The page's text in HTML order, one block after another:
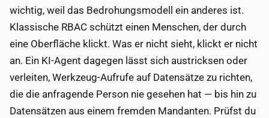
wichtig, weil das Bedrohungsmodell ein anderes ist.
Klassische RBAC schützt einen Menschen, der durch
eine Oberfläche klickt. Was er nicht sieht, klickt er nicht
an. Ein KI-Agent dagegen lässt sich austricksen oder
verleiten, Werkzeug-Aufrufe auf Datensätze zu richten,
die die anfragende Person nie gesehen hat — bis hin zu
Datensätzen aus einem fremden Mandanten. Prüfst du